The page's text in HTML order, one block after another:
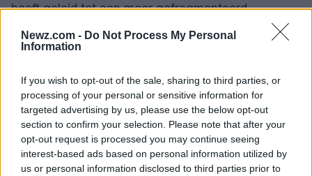
Newz.com - Do Not Process My Personal
Information
If you wish to opt-out of the sale, sharing to third parties, or
processing of your personal or sensitive information for
targeted advertising by us, please use the below opt-out
section to confirm your selection. Please note that after your
opt-out request is processed you may continue seeing
interest-based ads based on personal information utilized by
us or personal information disclosed to third parties prior to
heeft geleid tot een meer gefragmenteerd
landschap, wat een uitdaging vormt voor
gevestigde entiteiten zoals de VVD.
De impact van publieke opinie
Publieke opinie is een tweesnijdend zwaard. Aan de
ene kant kan het een bron van kracht zijn, die een
mandaat biedt voor het beleid van de partij. Aan de
andere kant kunnen negatieve percepties leiden tot